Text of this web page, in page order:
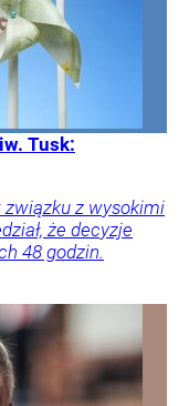
Tusk:
związku z wysokimi
że decyzje
48 godzin.